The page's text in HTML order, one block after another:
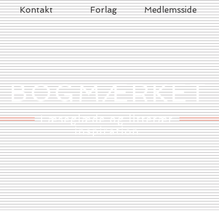
BOGMÆRKET
Læseglæde og litterær
inspiration
Kontakt Forlag Medlemsside